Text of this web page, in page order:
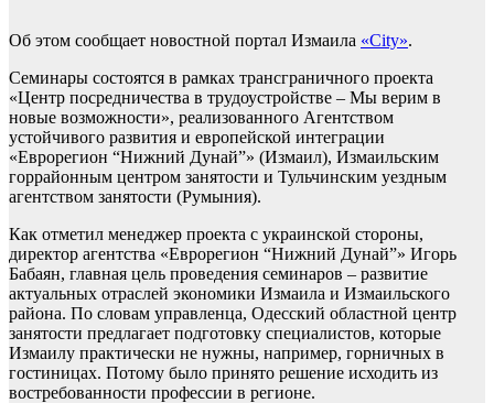
Об этом сообщает новостной портал Измаила «Сity».
Семинары состоятся в рамках трансграничного проекта
«Центр посредничества в трудоустройстве – Мы верим в
новые возможности», реализованного Агентством
устойчивого развития и европейской интеграции
«Еврорегион “Нижний Дунай”» (Измаил), Измаильским
горрайонным центром занятости и Тульчинским уездным
агентством занятости (Румыния).
Как отметил менеджер проекта с украинской стороны,
директор агентства «Еврорегион “Нижний Дунай”» Игорь
Бабаян, главная цель проведения семинаров – развитие
актуальных отраслей экономики Измаила и Измаильского
района. По словам управленца, Одесский областной центр
занятости предлагает подготовку специалистов, которые
Измаилу практически не нужны, например, горничных в
гостиницах. Потому было принято решение исходить из
востребованности профессии в регионе.